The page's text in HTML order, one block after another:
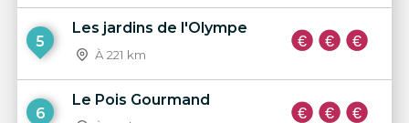
5
Les jardins de l'Olympe
À 221 km
6
Le Pois Gourmand